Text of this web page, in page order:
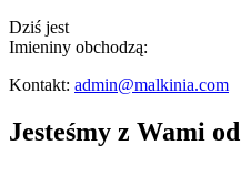
Dziś jest
Imieniny obchodzą:
Kontakt: admin@malkinia.com
Jesteśmy z Wami